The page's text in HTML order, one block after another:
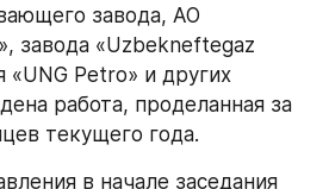
завода, АО
завода «Uzbekneftegaz
«UNG Petro» и других
работа, проделанная за
текущего года.
в начале заседания